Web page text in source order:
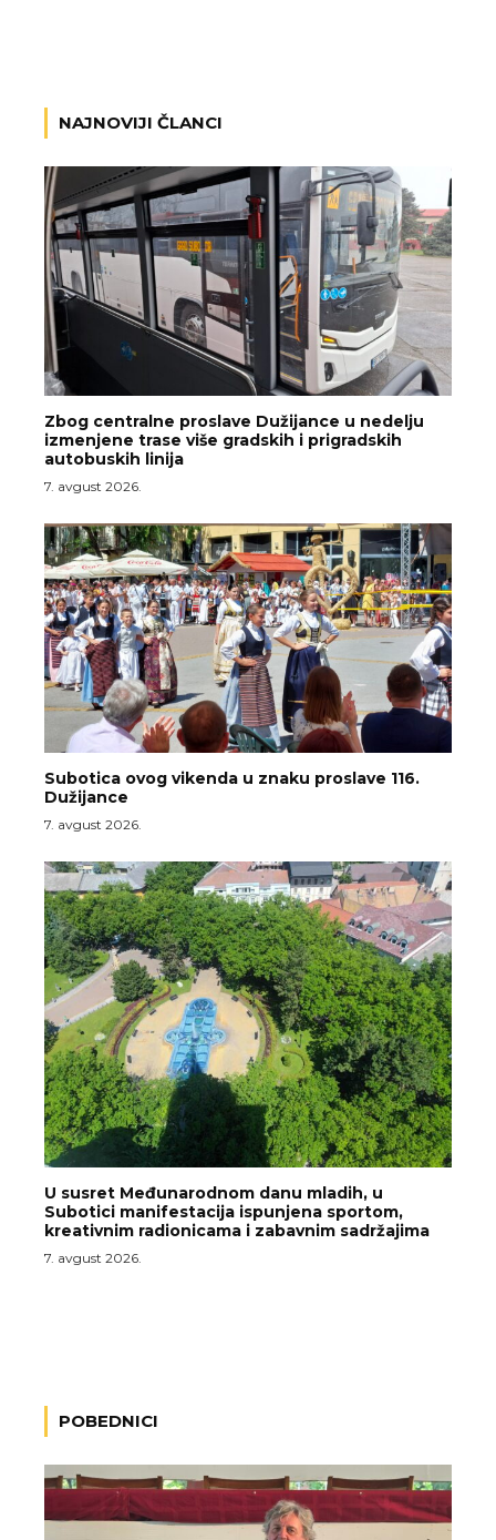
NAJNOVIJI ČLANCI
Zbog centralne proslave Dužijance u nedelju
izmenjene trase više gradskih i prigradskih
autobuskih linija
7. avgust 2026.
Subotica ovog vikenda u znaku proslave 116.
Dužijance
7. avgust 2026.
U susret Međunarodnom danu mladih, u
Subotici manifestacija ispunjena sportom,
kreativnim radionicama i zabavnim sadržajima
7. avgust 2026.
POBEDNICI